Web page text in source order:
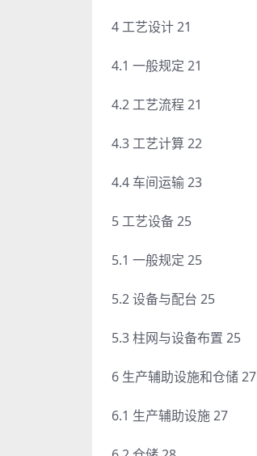
4 工艺设计 21
4.1 一般规定 21
4.2 工艺流程 21
4.3 工艺计算 22
4.4 车间运输 23
5 工艺设备 25
5.1 一般规定 25
5.2 设备与配台 25
5.3 柱网与设备布置 25
6 生产辅助设施和仓储 27
6.1 生产辅助设施 27